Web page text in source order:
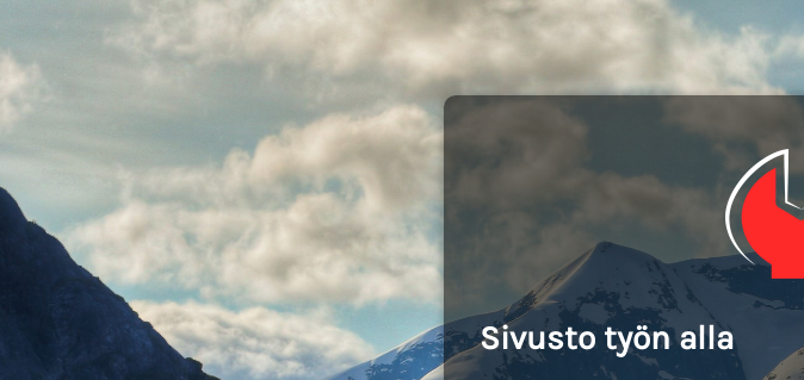
Sivusto työn alla